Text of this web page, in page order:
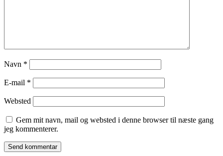
Navn *
E-mail *
Websted
Gem mit navn, mail og websted i denne browser til næste gang
jeg kommenterer.